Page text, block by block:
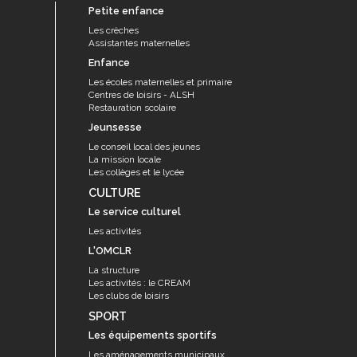
Petite enfance
Les crèches
Assistantes maternelles
Enfance
Les écoles maternelles et primaire
Centres de loisirs - ALSH
Restauration scolaire
Jeunsesse
Le conseil local des jeunes
La mission locale
Les collèges et le lycée
CULTURE
Le service culturel
Les activités
L'OMCLR
La structure
Les activités : le CREAM
Les clubs de loisirs
SPORT
Les équipements sportifs
Les aménagements municipaux